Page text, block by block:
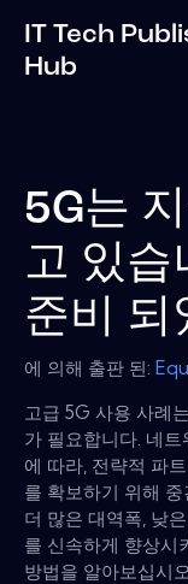
IT Tech
Hub
5G는
고 있습
준비 되
에 의해 출판 된:
고급 5G 사용 사례
가 필요합니다. 네
에 따라, 전략적 파
를 확보하기 위해
더 많은 대역폭, 낮
를 신속하게 향상시
방법을 알아보십시오.